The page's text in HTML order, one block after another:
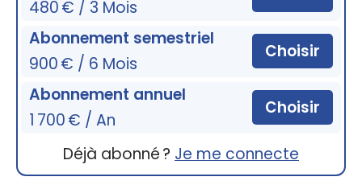
480 € / 3 Mois
Abonnement semestriel
900 € / 6 Mois
Choisir
Abonnement annuel
1 700 € / An
Choisir
Déjà abonné ? Je me connecte